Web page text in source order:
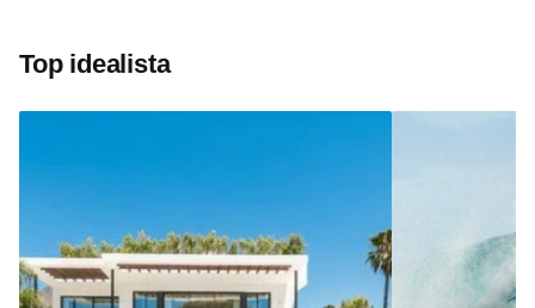
Top idealista